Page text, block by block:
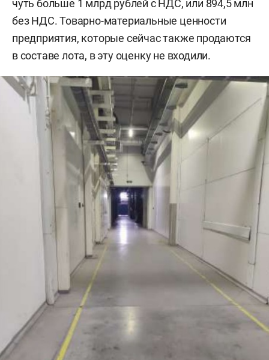
чуть больше 1 млрд рублей с НДС, или 894,5 млн
без НДС. Товарно-материальные ценности
предприятия, которые сейчас также продаются
в составе лота, в эту оценку не входили.